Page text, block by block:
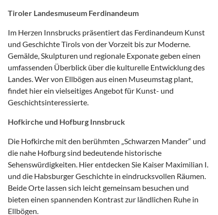
Tiroler Landesmuseum Ferdinandeum
Im Herzen Innsbrucks präsentiert das Ferdinandeum Kunst
und Geschichte Tirols von der Vorzeit bis zur Moderne.
Gemälde, Skulpturen und regionale Exponate geben einen
umfassenden Überblick über die kulturelle Entwicklung des
Landes. Wer von Ellbögen aus einen Museumstag plant,
findet hier ein vielseitiges Angebot für Kunst- und
Geschichtsinteressierte.
Hofkirche und Hofburg Innsbruck
Die Hofkirche mit den berühmten „Schwarzen Mander“ und
die nahe Hofburg sind bedeutende historische
Sehenswürdigkeiten. Hier entdecken Sie Kaiser Maximilian I.
und die Habsburger Geschichte in eindrucksvollen Räumen.
Beide Orte lassen sich leicht gemeinsam besuchen und
bieten einen spannenden Kontrast zur ländlichen Ruhe in
Ellbögen.